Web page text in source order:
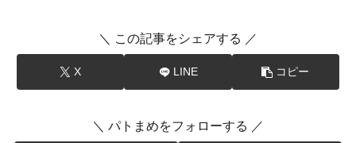
＼ この記事をシェアする ／
X LINE コピー
＼ パトまめをフォローする ／